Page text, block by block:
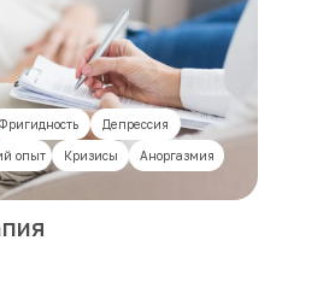
Фригидность Депрессия
опыт Кризисы Аноргазмия